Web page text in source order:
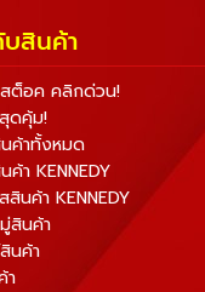
บสินค้า
สต็อค คลิกด่วน!
ดคุ้ม!
ค้าทั้งหมด
ค้า KENNEDY
สินค้า KENNEDY
สินค้า
นค้า
า